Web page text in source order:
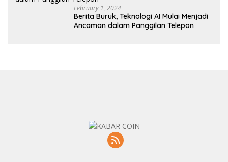
February 1, 2024
Berita Buruk, Teknologi AI Mulai Menjadi
Ancaman dalam Panggilan Telepon